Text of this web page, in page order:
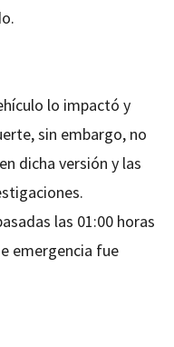
lo impactó y
sin embargo, no
dicha versión y las
las 01:00 horas
emergencia fue